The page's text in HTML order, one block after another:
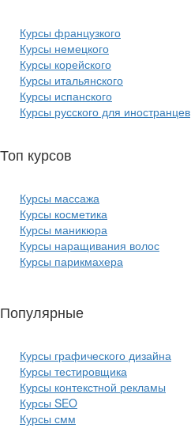
Курсы французкого
Курсы немецкого
Курсы корейского
Курсы итальянского
Курсы испанского
Курсы русского для иностранцев
Топ курсов
Курсы массажа
Курсы косметика
Курсы маникюра
Курсы наращивания волос
Курсы парикмахера
Популярные
Курсы графического дизайна
Курсы тестировщика
Курсы контекстной рекламы
Курсы SEO
Курсы смм